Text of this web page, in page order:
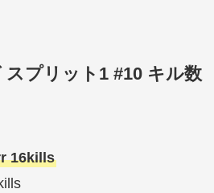
プリット1 #10 キル数
16kills